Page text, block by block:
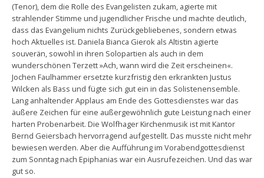
(Tenor), dem die Rolle des Evangelisten zukam, agierte mit
strahlender Stimme und jugendlicher Frische und machte deutlich,
dass das Evangelium nichts Zurückgebliebenes, sondern etwas
hoch Aktuelles ist. Daniela Bianca Gierok als Altistin agierte
souverän, sowohl in ihren Solopartien als auch in dem
wunderschönen Terzett »Ach, wann wird die Zeit erscheinen«.
Jochen Faulhammer ersetzte kurzfristig den erkrankten Justus
Wilcken als Bass und fügte sich gut ein in das Solistenensemble.
Lang anhaltender Applaus am Ende des Gottesdienstes war das
äußere Zeichen für eine außergewöhnlich gute Leistung nach einer
harten Probenarbeit. Die Wolfhager Kirchenmusik ist mit Kantor
Bernd Geiersbach hervorragend aufgestellt. Das musste nicht mehr
bewiesen werden. Aber die Aufführung im Vorabendgottesdienst
zum Sonntag nach Epiphanias war ein Ausrufezeichen. Und das war
gut so.